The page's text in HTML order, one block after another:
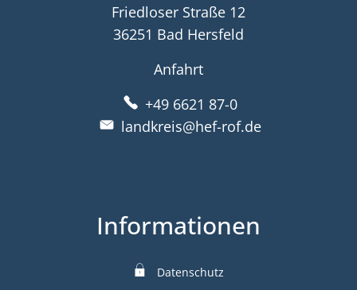
Friedloser Straße 12
36251 Bad Hersfeld
Anfahrt
+49 6621 87-0
landkreis@hef-rof.de
Informationen
Datenschutz